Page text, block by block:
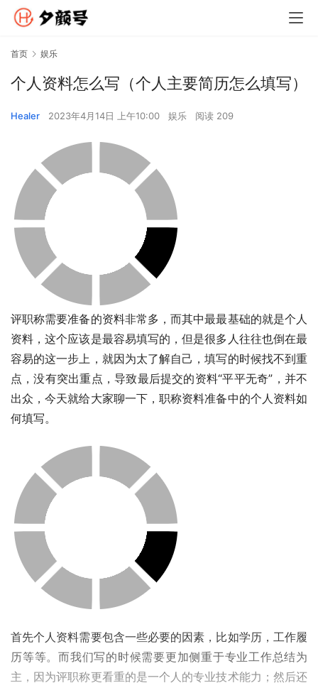
首页 娱乐
个人资料怎么写（个人主要简历怎么填写）
Healer 2023年4月14日 上午10:00 娱乐 阅读 209
评职称需要准备的资料非常多，而其中最最基础的就是个人
资料，这个应该是最容易填写的，但是很多人往往也倒在最
容易的这一步上，就因为太了解自己，填写的时候找不到重
点，没有突出重点，导致最后提交的资料“平平无奇”，并不
出众，今天就给大家聊一下，职称资料准备中的个人资料如
何填写。
首先个人资料需要包含一些必要的因素，比如学历，工作履
历等等。而我们写的时候需要更加侧重于专业工作总结为
主，因为评职称更看重的是一个人的专业技术能力；然后还